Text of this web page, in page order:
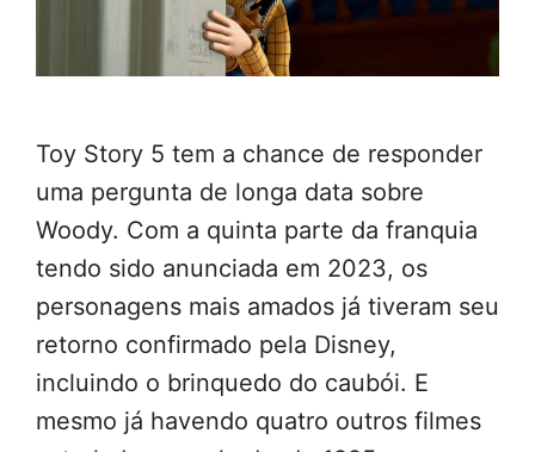
Toy Story 5 tem a chance de responder
uma pergunta de longa data sobre
Woody. Com a quinta parte da franquia
tendo sido anunciada em 2023, os
personagens mais amados já tiveram seu
retorno confirmado pela Disney,
incluindo o brinquedo do caubói. E
mesmo já havendo quatro outros filmes